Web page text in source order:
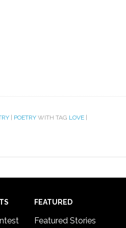
POETRY WITH TAG LOVE
FEATURED
Featured Stories